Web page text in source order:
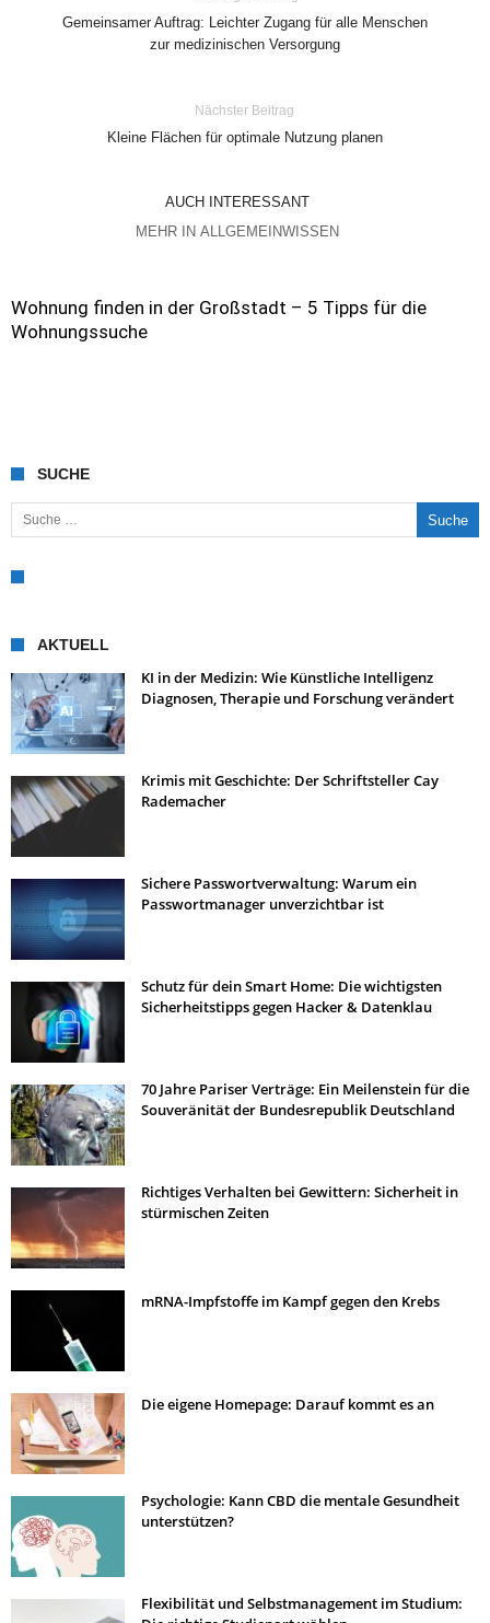
Gemeinsamer Auftrag: Leichter Zugang für alle Menschen
zur medizinischen Versorgung
Nächster Beitrag
Kleine Flächen für optimale Nutzung planen
AUCH INTERESSANT
MEHR IN ALLGEMEINWISSEN
Wohnung finden in der Großstadt – 5 Tipps für die
Wohnungssuche
SUCHE
Suche nach:
AKTUELL
KI in der Medizin: Wie Künstliche Intelligenz
Diagnosen, Therapie und Forschung verändert
Krimis mit Geschichte: Der Schriftsteller Cay
Rademacher
Sichere Passwortverwaltung: Warum ein
Passwortmanager unverzichtbar ist
Schutz für dein Smart Home: Die wichtigsten
Sicherheitstipps gegen Hacker & Datenklau
70 Jahre Pariser Verträge: Ein Meilenstein für die
Souveränität der Bundesrepublik Deutschland
Richtiges Verhalten bei Gewittern: Sicherheit in
stürmischen Zeiten
mRNA-Impfstoffe im Kampf gegen den Krebs
Die eigene Homepage: Darauf kommt es an
Psychologie: Kann CBD die mentale Gesundheit
unterstützen?
Flexibilität und Selbstmanagement im Studium: